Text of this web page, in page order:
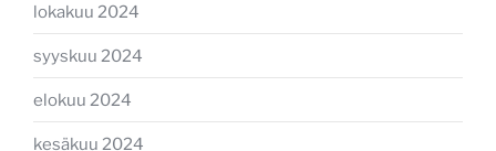
lokakuu 2024
syyskuu 2024
elokuu 2024
kesäkuu 2024